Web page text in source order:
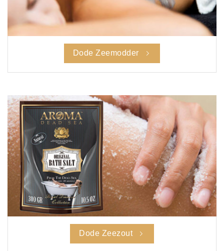
Dode Zeemodder
Dode Zeezout